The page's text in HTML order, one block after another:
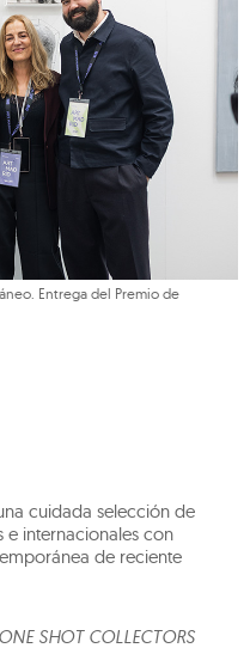
Entrega del Premio de
cuidada selección de
e internacionales con
de reciente
SHOT COLLECTORS